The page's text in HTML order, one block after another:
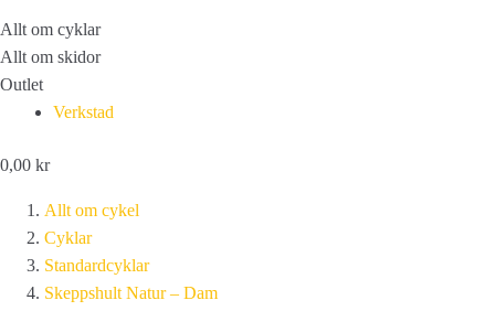
Allt om cyklar
Allt om skidor
Outlet
Verkstad
0,00 kr
Allt om cykel
Cyklar
Standardcyklar
Skeppshult Natur – Dam